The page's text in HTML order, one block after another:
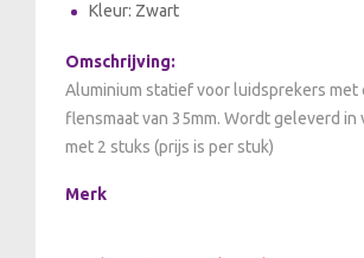
Kleur: Zwart
Omschrijving:
Aluminium statief voor luidsprekers met
flensmaat van 35mm. Wordt geleverd in
met 2 stuks (prijs is per stuk)
Merk